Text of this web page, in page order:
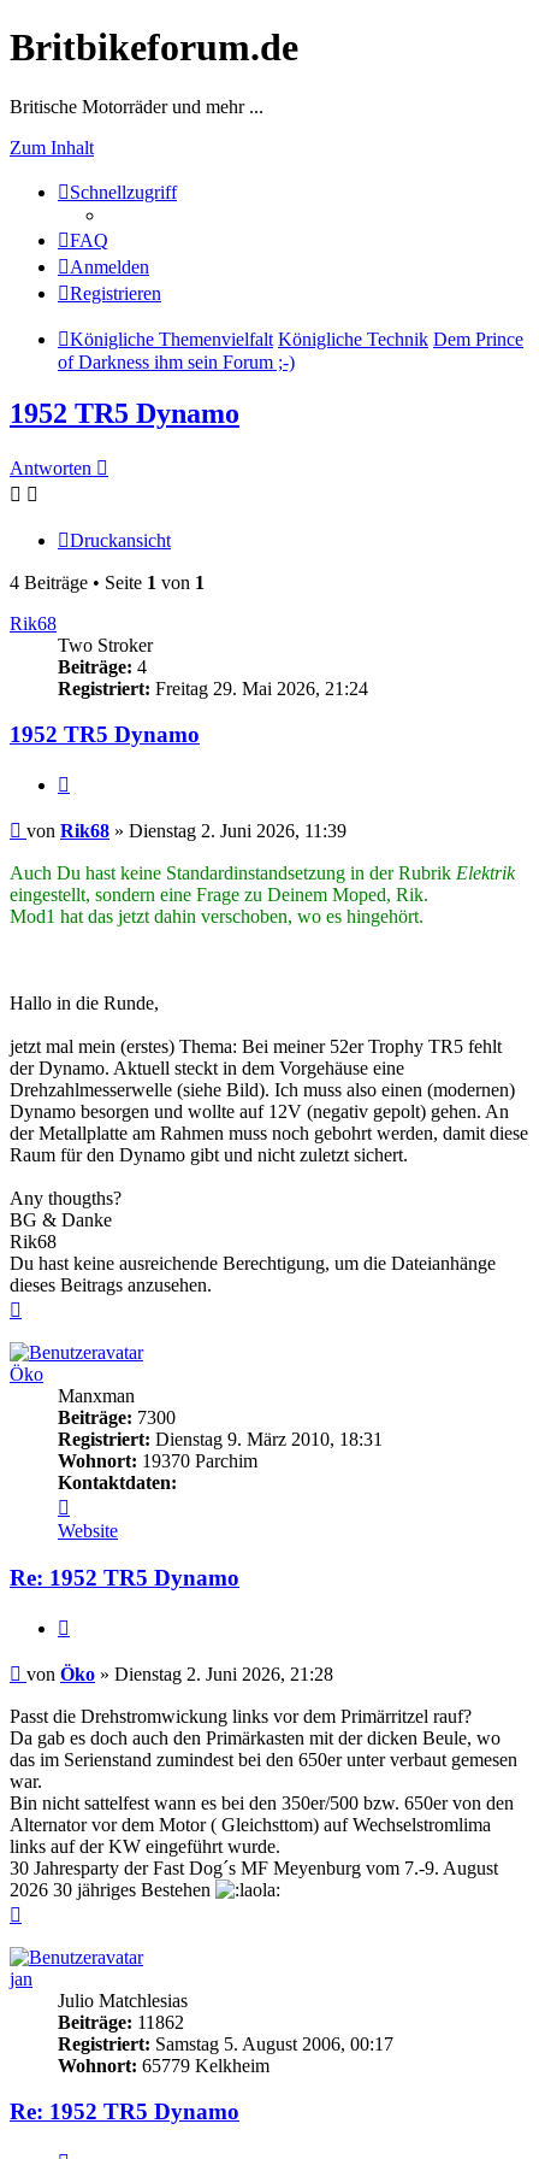
Britbikeforum.de
Britische Motorräder und mehr ...
Zum Inhalt
Schnellzugriff
FAQ
Anmelden
Registrieren
Königliche Themenvielfalt Königliche Technik Dem Prince
of Darkness ihm sein Forum ;-)
1952 TR5 Dynamo
Antworten
Druckansicht
4 Beiträge • Seite 1 von 1
Rik68
Two Stroker
Beiträge: 4
Registriert: Freitag 29. Mai 2026, 21:24
1952 TR5 Dynamo
Beitrag
von Rik68 » Dienstag 2. Juni 2026, 11:39
Auch Du hast keine Standardinstandsetzung in der Rubrik Elektrik
eingestellt, sondern eine Frage zu Deinem Moped, Rik.
Mod1 hat das jetzt dahin verschoben, wo es hingehört.
Hallo in die Runde,
jetzt mal mein (erstes) Thema: Bei meiner 52er Trophy TR5 fehlt
der Dynamo. Aktuell steckt in dem Vorgehäuse eine
Drehzahlmesserwelle (siehe Bild). Ich muss also einen (modernen)
Dynamo besorgen und wollte auf 12V (negativ gepolt) gehen. An
der Metallplatte am Rahmen muss noch gebohrt werden, damit diese
Raum für den Dynamo gibt und nicht zuletzt sichert.
Any thougths?
BG & Danke
Rik68
Du hast keine ausreichende Berechtigung, um die Dateianhänge
dieses Beitrags anzusehen.
Öko
Manxman
Beiträge: 7300
Registriert: Dienstag 9. März 2010, 18:31
Wohnort: 19370 Parchim
Kontaktdaten:
von
Öko
Website
Re: 1952 TR5 Dynamo
Beitrag
von Öko » Dienstag 2. Juni 2026, 21:28
Passt die Drehstromwickung links vor dem Primärritzel rauf?
Da gab es doch auch den Primärkasten mit der dicken Beule, wo
das im Serienstand zumindest bei den 650er unter verbaut gemesen
war.
Bin nicht sattelfest wann es bei den 350er/500 bzw. 650er von den
Alternator vor dem Motor ( Gleichsttom) auf Wechselstromlima
links auf der KW eingeführt wurde.
30 Jahresparty der Fast Dog´s MF Meyenburg vom 7.-9. August
2026 30 jähriges Bestehen
jan
Julio Matchlesias
Beiträge: 11862
Registriert: Samstag 5. August 2006, 00:17
Wohnort: 65779 Kelkheim
Re: 1952 TR5 Dynamo